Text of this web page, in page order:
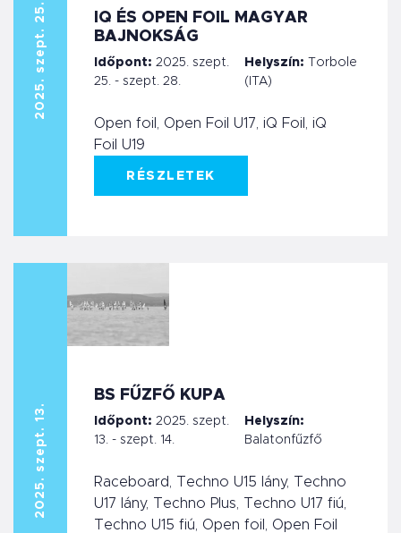
2025. szept. 25.
IQ ÉS OPEN FOIL MAGYAR
BAJNOKSÁG
Időpont: 2025. szept.
25. - szept. 28.
Helyszín: Torbole
(ITA)
Open foil, Open Foil U17, iQ Foil, iQ
Foil U19
RÉSZLETEK
2025. szept. 13.
BS FŰZFŐ KUPA
Időpont: 2025. szept.
13. - szept. 14.
Helyszín:
Balatonfűzfő
Raceboard, Techno U15 lány, Techno
U17 lány, Techno Plus, Techno U17 fiú,
Techno U15 fiú, Open foil, Open Foil